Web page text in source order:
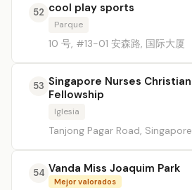
52 cool play sports
Parque
10 号, #13-01 安森路, 国际大厦
53 Singapore Nurses Christian
Fellowship
Iglesia
Tanjong Pagar Road, Singapore
54 Vanda Miss Joaquim Park
Mejor valorados